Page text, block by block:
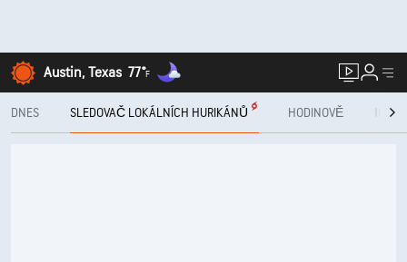
Austin, Texas 77°F
DNES SLEDOVAČ LOKÁLNÍCH HURIKÁNŮ HODINOVĚ 10 DNÍ